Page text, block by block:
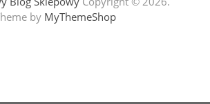
by MyThemeShop